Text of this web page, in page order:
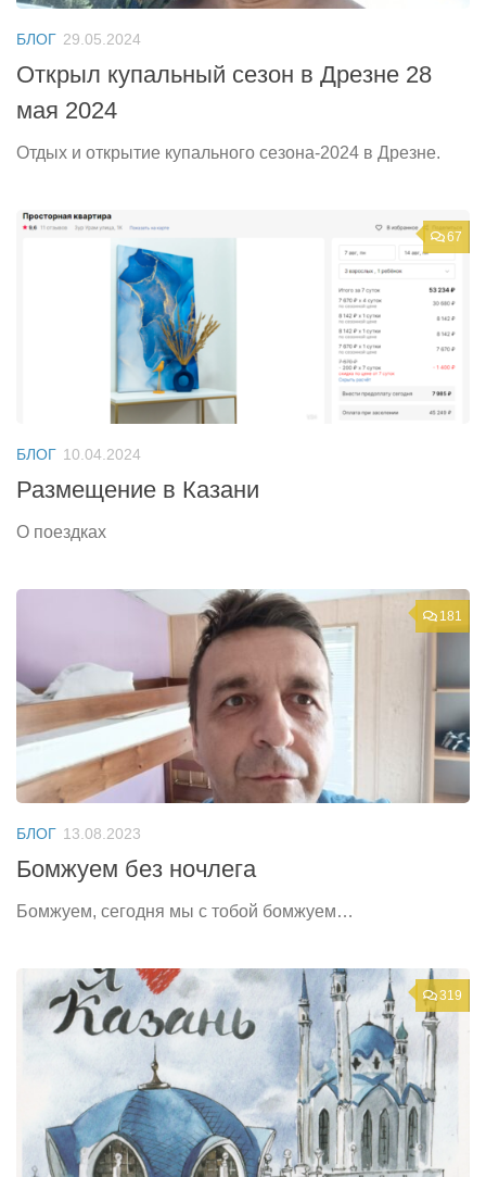
БЛОГ 29.05.2024
Открыл купальный сезон в Дрезне 28
мая 2024
Отдых и открытие купального сезона-2024 в Дрезне.
67
БЛОГ 10.04.2024
Размещение в Казани
О поездках
181
БЛОГ 13.08.2023
Бомжуем без ночлега
Бомжуем, сегодня мы с тобой бомжуем…
319